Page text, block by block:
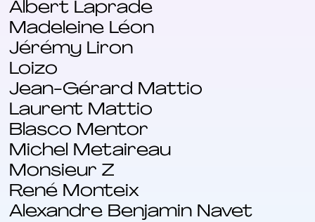
Albert Laprade
Madeleine Léon
Jérémy Liron
Loizo
Jean-Gérard Mattio
Laurent Mattio
Blasco Mentor
Michel Metaireau
Monsieur Z
René Monteix
Alexandre Benjamin Navet